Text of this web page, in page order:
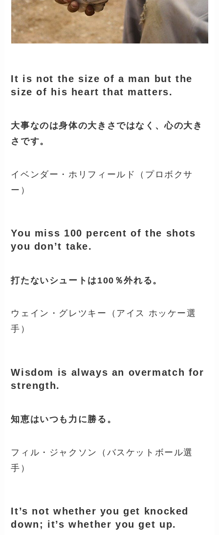
It is not the size of a man but the
size of his heart that matters.
大事なのは身体の大きさではなく、心の大き
さです。
イベンダー・ホリフィールド（プロボクサ
ー）
You miss 100 percent of the shots
you don’t take.
打たないシュートは100％外れる。
ウェイン・グレツキー（アイス ホッケー選
手）
Wisdom is always an overmatch for
strength.
知恵はいつも力に勝る。
フィル・ジャクソン（バスケットボール選
手）
It’s not whether you get knocked
down; it’s whether you get up.